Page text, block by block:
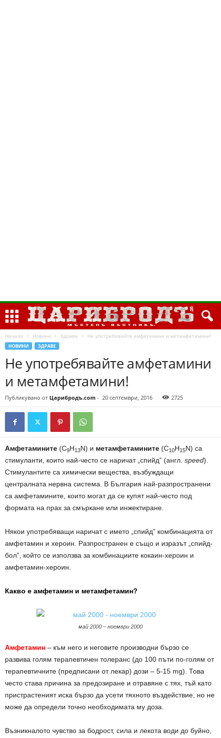
Начало Новини Здраве Не употребявайте амфетамини и метамфетамини!
НОВИНИ ЗДРАВЕ
Не употребявайте амфетамини
и метамфетамини!
Публикувано от Царибродъ.com - 20 септември, 2016 2725
Амфетамините (C9H13N) и метамфетамините (C10H15N) са
стимуланти, които най-често се наричат „спийд” (англ. speed).
Стимулантите са химически вещества, възбуждащи
централната нервна система. В България най-разпространени
са амфетамините, които могат да се купят най-често под
формата на прах за смъркане или инжектиране.
Някои употребяващи наричат с името „спийд” комбинацията от
амфетамин и хероин. Разпространен е също и изразът „спийд-
бол”, който се използва за комбинациите кокаин-хероин и
амфетамин-хероин.
Какво e амфетамин и метамфетамин?
май 2000 – ноември 2000
Амфетамин – към него и неговите производни бързо се
развива голям терапевтичен толеранс (до 100 пъти по-голям от
терапевтичните (предписани от лекар) дози – 5-15 mg). Това
често става причина за предозиране и отравяне с тях, тъй като
пристрастеният иска бързо да усети тяхното въздействие, но не
може да определи точно необходимата му доза.
Възникналото чувство за бодрост, сила и лекота води до буйно,